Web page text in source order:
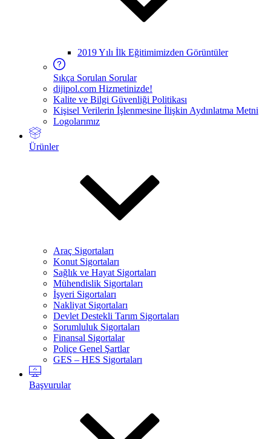
2019 Yılı İlk Eğitimimizden Görüntüler
Sıkça Sorulan Sorular
dijipol.com Hizmetinizde!
Kalite ve Bilgi Güvenliği Politikası
Kişisel Verilerin İşlenmesine İlişkin Aydınlatma Metni
Logolarımız
Ürünler
Araç Sigortaları
Konut Sigortaları
Sağlık ve Hayat Sigortaları
Mühendislik Sigortaları
İşyeri Sigortaları
Nakliyat Sigortaları
Devlet Destekli Tarım Sigortaları
Sorumluluk Sigortaları
Finansal Sigortalar
Poliçe Genel Şartlar
GES – HES Sigortaları
Başvurular